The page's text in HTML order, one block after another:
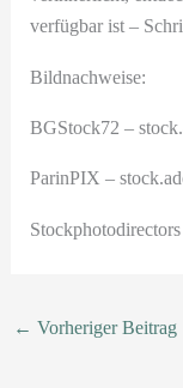
verfügbar ist –
Bildnachweise:
BGStock72 –
ParinPIX –
Stockphotodirectors
← Vorheriger Beitrag